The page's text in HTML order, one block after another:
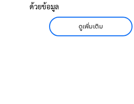
ด้วยข้อมูล
ดูเพิ่มเติม